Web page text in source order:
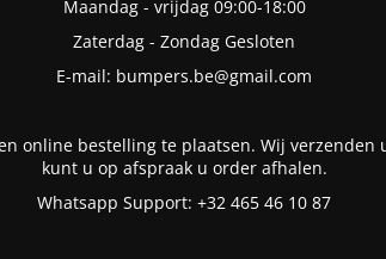
Maandag - vrijdag 09:00-18:00
Zaterdag - Zondag Gesloten
E-mail: bumpers.be@gmail.com
online bestelling te plaatsen. Wij verzenden
kunt u op afspraak u order afhalen.
Whatsapp Support: +32 465 46 10 87